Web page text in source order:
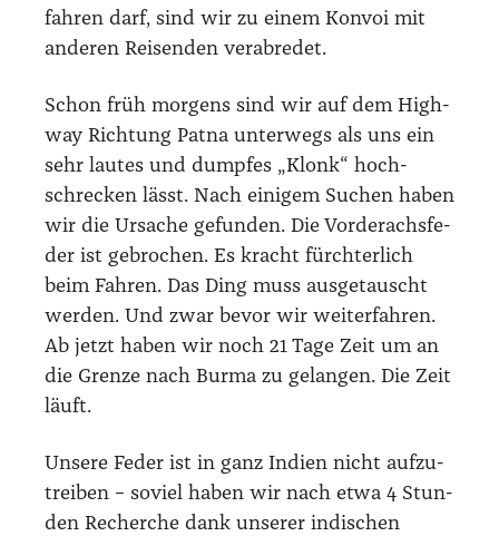
fah­ren darf, sind wir zu einem Kon­voi mit
ande­ren Rei­sen­den ver­ab­re­det.
Schon früh mor­gens sind wir auf dem High­
way Rich­tung Pat­na unter­wegs als uns ein
sehr lau­tes und dump­fes „Klonk“ hoch­
schre­cken lässt. Nach eini­gem Suchen haben
wir die Ursa­che gefun­den. Die Vor­der­achs­fe­
der ist gebro­chen. Es kracht fürch­ter­lich
beim Fah­ren. Das Ding muss aus­ge­tauscht
wer­den. Und zwar bevor wir wei­ter­fah­ren.
Ab jetzt haben wir noch 21 Tage Zeit um an
die Gren­ze nach Bur­ma zu gelan­gen. Die Zeit
läuft.
Unse­re Feder ist in ganz Indi­en nicht auf­zu­
trei­ben – soviel haben wir nach etwa 4 Stun­
den Recher­che dank unse­rer indi­schen